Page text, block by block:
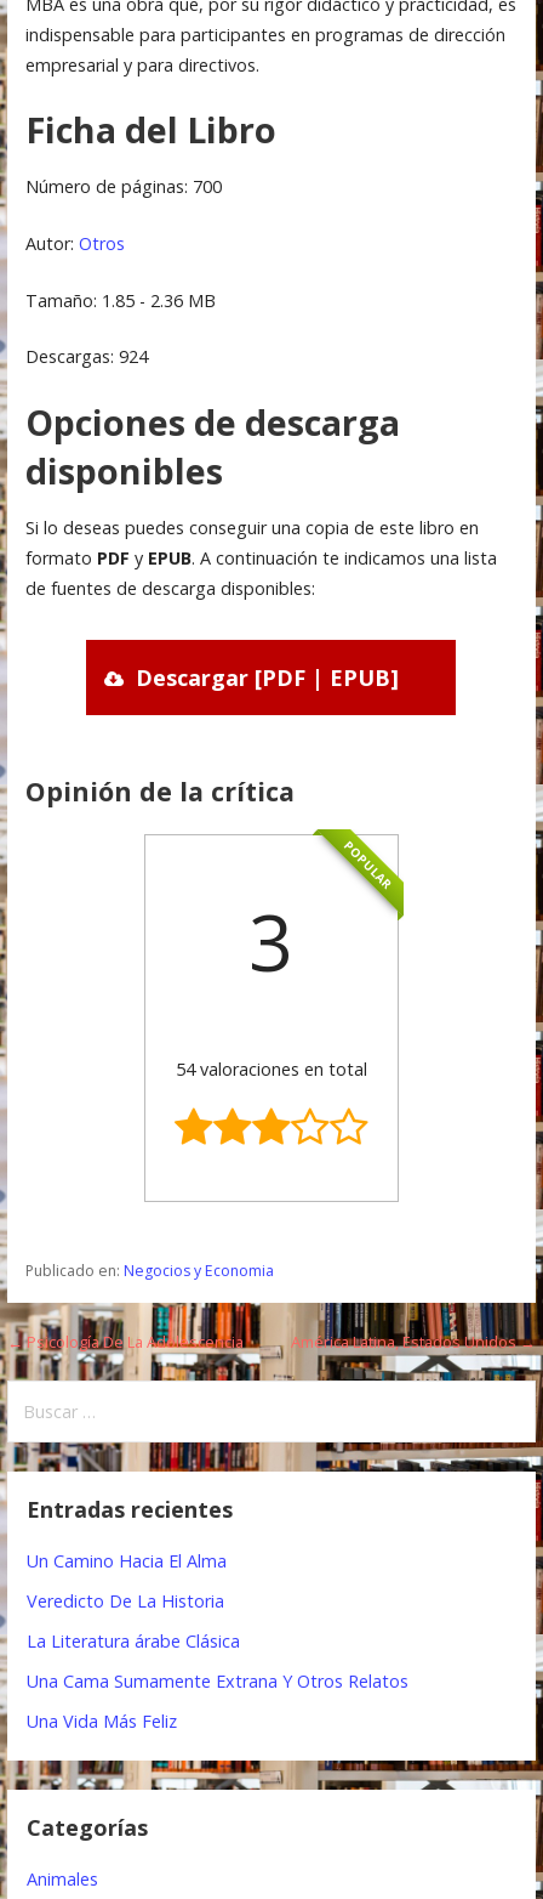
indispensable para participantes en programas de dirección
empresarial y para directivos.
Ficha del Libro
Número de páginas: 700
Autor: Otros
Tamaño: 1.85 - 2.36 MB
Descargas: 924
Opciones de descarga
disponibles
Si lo deseas puedes conseguir una copia de este libro en
formato PDF y EPUB. A continuación te indicamos una lista
de fuentes de descarga disponibles:
Descargar [PDF | EPUB]
Opinión de la crítica
POPULAR
3
54 valoraciones en total
Publicado en: Negocios y Economia
N
a
v
e
a
ó
d
← Psicología De La Adolescencia América Latina, Estados Unidos →
s
Entradas recientes
Un Camino Hacia El Alma
Veredicto De La Historia
La Literatura árabe Clásica
Una Cama Sumamente Extrana Y Otros Relatos
Una Vida Más Feliz
Categorías
Animales